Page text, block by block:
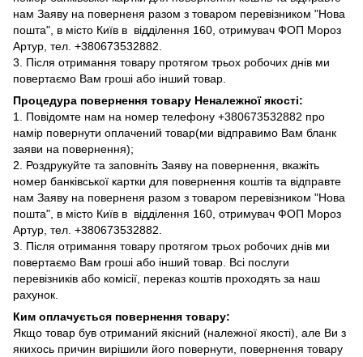
нам Заяву на поверненя разом з товаром перевізником "Нова
пошта", в місто Київ в відділення 160, отримувач ФОП Мороз
Артур, тел. +380673532882.
3. Після отримання товару протягом трьох робочих днів ми
повертаємо Вам гроші або інший товар.
Процедура повернення товару Неналежної якості:
1. Повідомте нам на номер телефону +380673532882 про
намір повернути оплачений товар(ми відправимо Вам бланк
заяви на повернення);
2. Роздрукуйте та заповніть Заяву на повернення, вкажіть
номер банківської картки для повернення коштів та відправте
нам Заяву на поверненя разом з товаром перевізником "Нова
пошта", в місто Київ в відділення 160, отримувач ФОП Мороз
Артур, тел. +380673532882.
3. Після отримання товару протягом трьох робочих днів ми
повертаємо Вам гроші або інший товар. Всі послуги
перевізників або комісії, переказ коштів проходять за наш
рахунок.
Ким оплачується повернення товару:
Якщо товар був отриманий якісний (належної якості), але Ви з
якихось причин вирішили його повернути, повернення товару